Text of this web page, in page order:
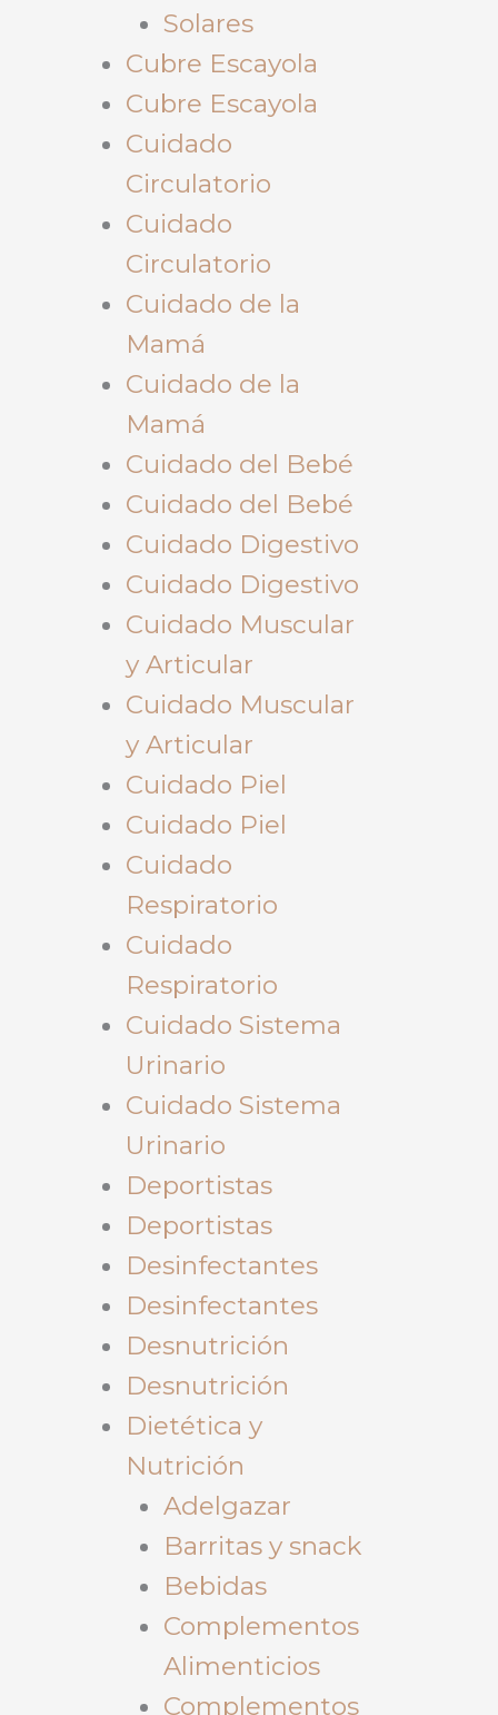
Solares
Cubre Escayola
Cubre Escayola
Cuidado
Circulatorio
Cuidado
Circulatorio
Cuidado de la
Mamá
Cuidado de la
Mamá
Cuidado del Bebé
Cuidado del Bebé
Cuidado Digestivo
Cuidado Digestivo
Cuidado Muscular
y Articular
Cuidado Muscular
y Articular
Cuidado Piel
Cuidado Piel
Cuidado
Respiratorio
Cuidado
Respiratorio
Cuidado Sistema
Urinario
Cuidado Sistema
Urinario
Deportistas
Deportistas
Desinfectantes
Desinfectantes
Desnutrición
Desnutrición
Dietética y
Nutrición
Adelgazar
Barritas y snack
Bebidas
Complementos
Alimenticios
Complementos